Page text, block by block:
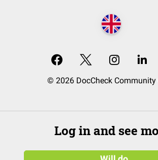
© 2026 DocCheck Community
Log in and see